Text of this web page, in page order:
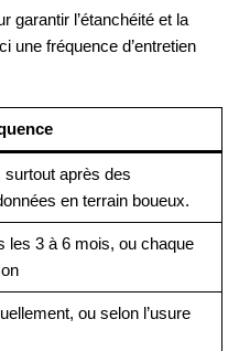
garantir l’étanchéité et la
une fréquence d’entretien
surtout après des
en terrain boueux.
les 3 à 6 mois, ou chaque
ou selon l’usure